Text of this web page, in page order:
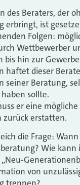
des Beraters, der
erbringt, ist
Folgen:
Wettbewerber
bis hin zur
haftet dieser
seiner Beratung,
sollte.
er eine
zurück erstatten.
die Frage:
Wie kann
von